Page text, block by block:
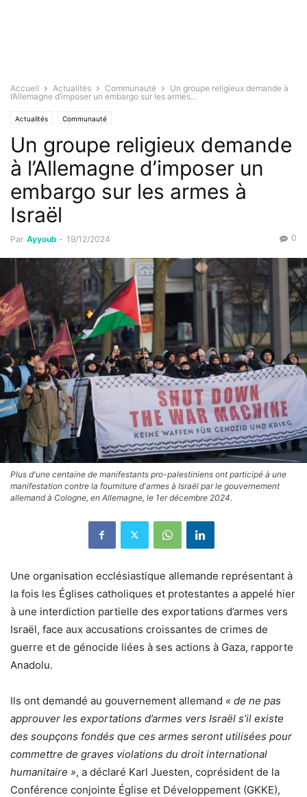
Accueil Actualités Communauté
Un groupe religieux demande à
l’Allemagne d’imposer un embargo sur les armes...
Actualités Communauté
Un groupe religieux demande
à l’Allemagne d’imposer un
embargo sur les armes à
Israël
Par Ayyoub - 19/12/2024 0
Plus d'une centaine de manifestants pro-palestiniens ont participé à une
manifestation contre la fourniture d'armes à Israël par le gouvernement
allemand à Cologne, en Allemagne, le 1er décembre 2024.
Une organisation ecclésiastique allemande représentant à
la fois les Églises catholiques et protestantes a appelé hier
à une interdiction partielle des exportations d’armes vers
Israël, face aux accusations croissantes de crimes de
guerre et de génocide liées à ses actions à Gaza, rapporte
Anadolu.
Ils ont demandé au gouvernement allemand « de ne pas
approuver les exportations d’armes vers Israël s’il existe
des soupçons fondés que ces armes seront utilisées pour
commettre de graves violations du droit international
humanitaire », a déclaré Karl Juesten, coprésident de la
Conférence conjointe Église et Développement (GKKE),